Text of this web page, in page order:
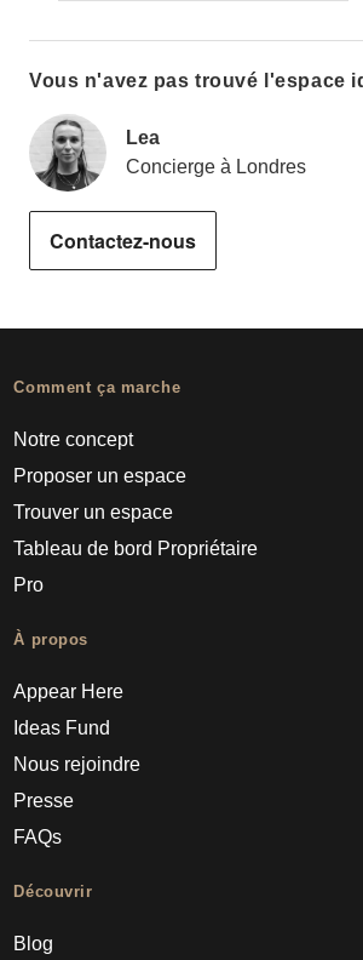
Vous n'avez pas trouvé l'espace
Lea
Concierge à Londres
Contactez-nous
Comment ça marche
Notre concept
Proposer un espace
Trouver un espace
Tableau de bord Propriétaire
Pro
À propos
Appear Here
Ideas Fund
Nous rejoindre
Presse
FAQs
Découvrir
Blog